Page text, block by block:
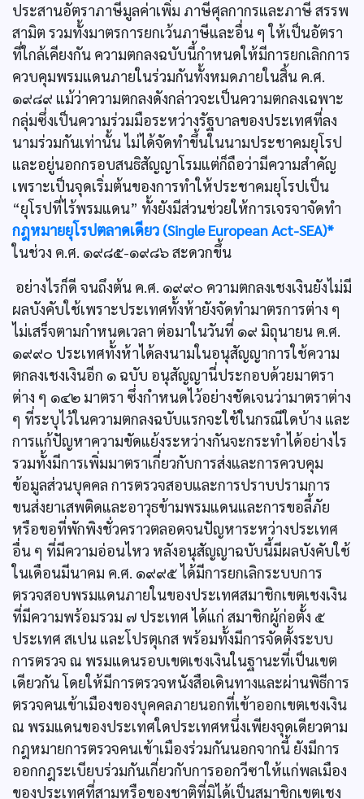
ประสานอัตราภาษีมูลค่าเพิ่ม ภาษีศุลกากรและภาษี สรรพ
สามิต รวมทั้งมาตรการยกเว้นภาษีและอื่น ๆ ให้เป็นอัตรา
ที่ใกล้เคียงกัน ความตกลงฉบับนี้กำหนดให้มีการยกเลิกการ
ควบคุมพรมแดนภายในร่วมกันทั้งหมดภายในสิ้น ค.ศ.
๑๙๘๙ แม้ว่าความตกลงดังกล่าวจะเป็นความตกลงเฉพาะ
กลุ่มซึ่งเป็นความร่วมมือระหว่างรัฐบาลของประเทศที่ลง
นามร่วมกันเท่านั้น ไม่ได้จัดทำขึ้นในนามประชาคมยุโรป
และอยู่นอกกรอบสนธิสัญญาโรมแต่ก็ถือว่ามีความสำคัญ
เพราะเป็นจุดเริ่มต้นของการทำให้ประชาคมยุโรปเป็น
“ยุโรปที่ไร้พรมแดน” ทั้งยังมีส่วนช่วยให้การเจรจาจัดทำ
กฎหมายยุโรปตลาดเดียว (Single European Act-SEA)*
ในช่วง ค.ศ. ๑๙๘๕-๑๙๘๖ สะดวกขึ้น
อย่างไรก็ดี จนถึงต้น ค.ศ. ๑๙๙๐ ความตกลงเชงเงินยังไม่มี
ผลบังคับใช้เพราะประเทศทั้งห้ายังจัดทำมาตรการต่าง ๆ
ไม่เสร็จตามกำหนดเวลา ต่อมาในวันที่ ๑๙ มิถุนายน ค.ศ.
๑๙๙๐ ประเทศทั้งห้าได้ลงนามในอนุสัญญาการใช้ความ
ตกลงเชงเงินอีก ๑ ฉบับ อนุสัญญานี่ประกอบด้วยมาตรา
ต่าง ๆ ๑๔๒ มาตรา ซึ่งกำหนดไว้อย่างชัดเจนว่ามาตราต่าง
ๆ ที่ระบุไว้ในความตกลงฉบับแรกจะใช้ในกรณีใดบ้าง และ
การแก้ปัญหาความขัดแย้งระหว่างกันจะกระทำได้อย่างไร
รวมทั้งมีการเพิ่มมาตราเกี่ยวกับการส่งและการควบคุม
ข้อมูลส่วนบุคคล การตรวจสอบและการปราบปรามการ
ขนส่งยาเสพติดและอาวุธข้ามพรมแดนและการขอลี้ภัย
หรือขอที่พักพิงชั่วคราวตลอดจนปัญหาระหว่างประเทศ
อื่น ๆ ที่มีความอ่อนไหว หลังอนุสัญญาฉบับนี้มีผลบังคับใช้
ในเดือนมีนาคม ค.ศ. ๑๙๙๕ ได้มีการยกเลิกระบบการ
ตรวจสอบพรมแดนภายในของประเทศสมาชิกเขตเชงเงิน
ที่มีความพร้อมรวม ๗ ประเทศ ได้แก่ สมาชิกผู้ก่อตั้ง ๕
ประเทศ สเปน และโปรตุเกส พร้อมทั้งมีการจัดตั้งระบบ
การตรวจ ณ พรมแดนรอบเขตเชงเงินในฐานะที่เป็นเขต
เดียวกัน โดยให้มีการตรวจหนังสือเดินทางและผ่านพิธีการ
ตรวจคนเข้าเมืองของบุคคลภายนอกที่เข้าออกเขตเชงเงิน
ณ พรมแดนของประเทศใดประเทศหนึ่งเพียงจุดเดียวตาม
กฎหมายการตรวจคนเข้าเมืองร่วมกันนอกจากนี้ ยังมีการ
ออกกฎระเบียบร่วมกันเกี่ยวกับการออกวีซาให้แก่พลเมือง
ของประเทศที่สามหรือของชาติที่มิได้เป็นสมาชิกเขตเชง